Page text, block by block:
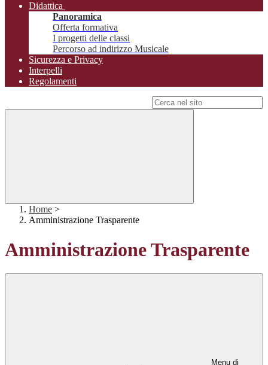
Didattica
Panoramica
Offerta formativa
I progetti delle classi
Percorso ad indirizzo Musicale
Sicurezza e Privacy
Interpelli
Regolamenti
Home >
Amministrazione Trasparente
Amministrazione Trasparente
Menu di